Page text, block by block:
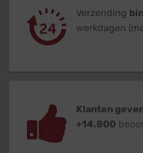
Verzending
werkdagen
Klanten
+14.800